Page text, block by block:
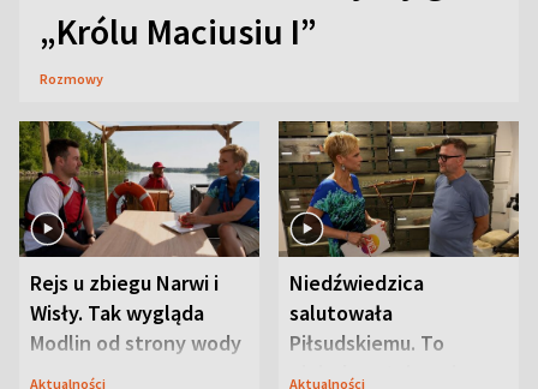
„Królu Maciusiu I”
Rozmowy
Rejs u zbiegu Narwi i
Wisły. Tak wygląda
Modlin od strony wody
Aktualności
Niedźwiedzica
salutowała
Piłsudskiemu. To
niejedyna tajemnica
Aktualności